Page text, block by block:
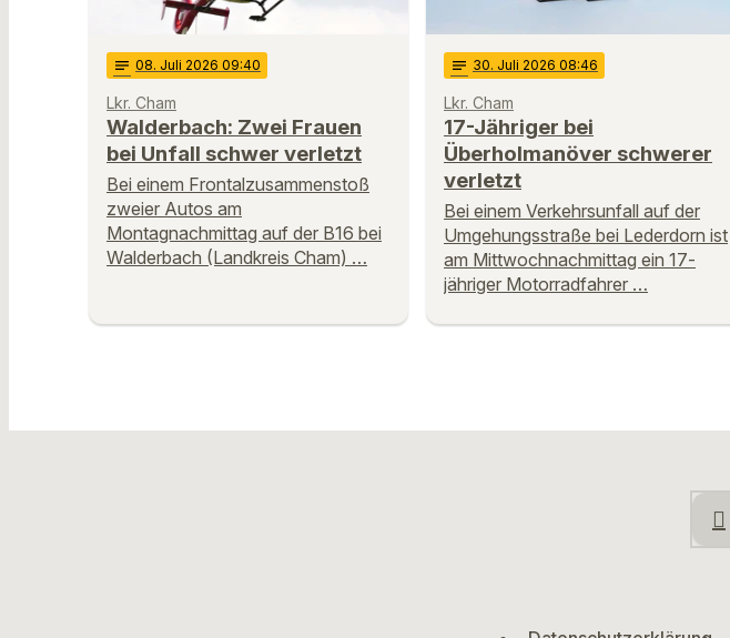
notes 08. Juli 2026 09:40
Lkr. Cham
Walderbach: Zwei Frauen
bei Unfall schwer verletzt
Bei einem Frontalzusammenstoß
zweier Autos am
Montagnachmittag auf der B16 bei
Walderbach (Landkreis Cham) …
notes 30. Juli 2026 08:46
Lkr. Cham
17-Jähriger bei
Überholmanöver schwerer
verletzt
Bei einem Verkehrsunfall auf der
Umgehungsstraße bei Lederdorn ist
am Mittwochnachmittag ein 17-
jähriger Motorradfahrer …